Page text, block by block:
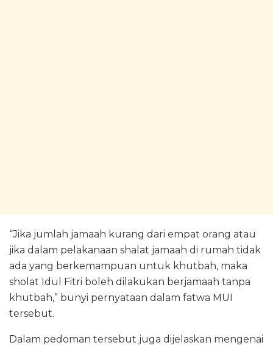
“Jika jumlah jamaah kurang dari empat orang atau
jika dalam pelakanaan shalat jamaah di rumah tidak
ada yang berkemampuan untuk khutbah, maka
sholat Idul Fitri boleh dilakukan berjamaah tanpa
khutbah,” bunyi pernyataan dalam fatwa MUI
tersebut.
Dalam pedoman tersebut juga dijelaskan mengenai